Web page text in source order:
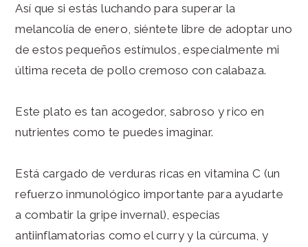
Así que si estás luchando para superar la
melancolía de enero, siéntete libre de adoptar uno
de estos pequeños estímulos, especialmente mi
última receta de pollo cremoso con calabaza.
Este plato es tan acogedor, sabroso y rico en
nutrientes como te puedes imaginar.
Está cargado de verduras ricas en vitamina C (un
refuerzo inmunológico importante para ayudarte
a combatir la gripe invernal), especias
antiinflamatorias como el curry y la cúrcuma, y